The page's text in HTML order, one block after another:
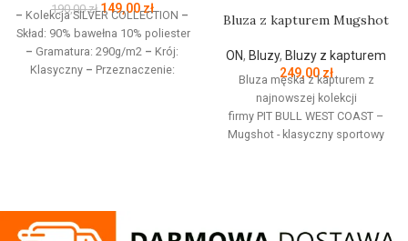
190,00zł 149,00zł
– Kolekcja SILVER COLLECTION –
Skład: 90% bawełna 10% poliester
– Gramatura: 290g/m2 – Krój:
Klasyczny – Przeznaczenie:
Bluza z kapturem Mugshot
ON, Bluzy, Bluzy z kapturem
249,00 zł
Bluza męska z kapturem z
najnowszej kolekcji
firmy PIT BULL WEST COAST –
Mugshot - klasyczny sportowy